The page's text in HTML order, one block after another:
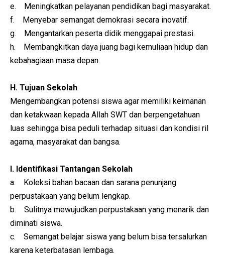
e. Meningkatkan pelayanan pendidikan bagi masyarakat.
f. Menyebar semangat demokrasi secara inovatif.
g. Mengantarkan peserta didik menggapai prestasi.
h. Membangkitkan daya juang bagi kemuliaan hidup dan
kebahagiaan masa depan.
H. Tujuan Sekolah
Mengembangkan potensi siswa agar memiliki keimanan
dan ketakwaan kepada Allah SWT dan berpengetahuan
luas sehingga bisa peduli terhadap situasi dan kondisi ril
agama, masyarakat dan bangsa.
I. Identifikasi Tantangan Sekolah
a. Koleksi bahan bacaan dan sarana penunjang
perpustakaan yang belum lengkap.
b. Sulitnya mewujudkan perpustakaan yang menarik dan
diminati siswa.
c. Semangat belajar siswa yang belum bisa tersalurkan
karena keterbatasan lembaga.